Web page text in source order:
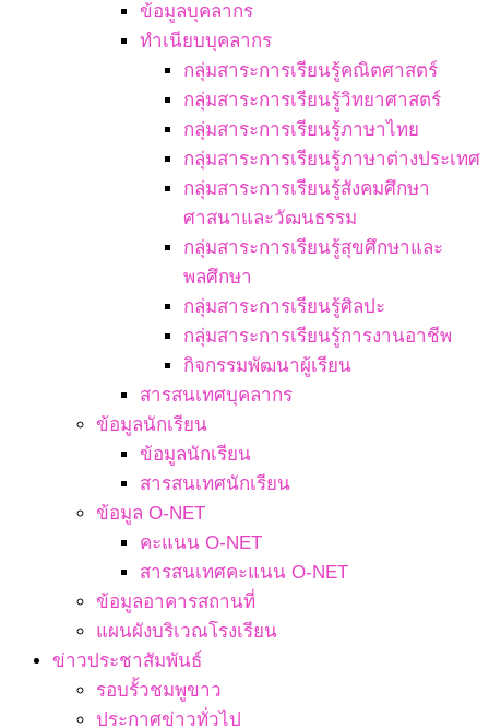
ข้อมูลบุคลากร
ทำเนียบบุคลากร
กลุ่มสาระการเรียนรู้คณิตศาสตร์
กลุ่มสาระการเรียนรู้วิทยาศาสตร์
กลุ่มสาระการเรียนรู้ภาษาไทย
กลุ่มสาระการเรียนรู้ภาษาต่างประเทศ
กลุ่มสาระการเรียนรู้สังคมศึกษา
ศาสนาและวัฒนธรรม
กลุ่มสาระการเรียนรู้สุขศึกษาและ
พลศึกษา
กลุ่มสาระการเรียนรู้ศิลปะ
กลุ่มสาระการเรียนรู้การงานอาชีพ
กิจกรรมพัฒนาผู้เรียน
สารสนเทศบุคลากร
ข้อมูลนักเรียน
ข้อมูลนักเรียน
สารสนเทศนักเรียน
ข้อมูล O-NET
คะแนน O-NET
สารสนเทศคะแนน O-NET
ข้อมูลอาคารสถานที่
แผนผังบริเวณโรงเรียน
ข่าวประชาสัมพันธ์
รอบรั้วชมพูขาว
ประกาศข่าวทั่วไป